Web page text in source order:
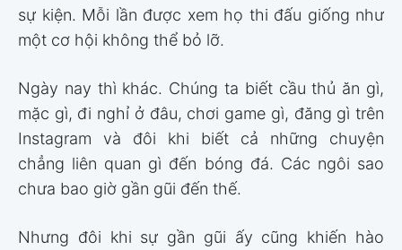
sự kiện. Mỗi lần được xem họ thi đấu giống như
một cơ hội không thể bỏ lỡ.
Ngày nay thì khác. Chúng ta biết cầu thủ ăn gì,
mặc gì, đi nghỉ ở đâu, chơi game gì, đăng gì trên
Instagram và đôi khi biết cả những chuyện
chẳng liên quan gì đến bóng đá. Các ngôi sao
chưa bao giờ gần gũi đến thế.
Nhưng đôi khi sự gần gũi ấy cũng khiến hào